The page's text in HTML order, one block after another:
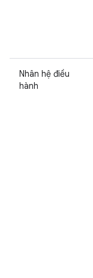
Nhân hệ điều
hành